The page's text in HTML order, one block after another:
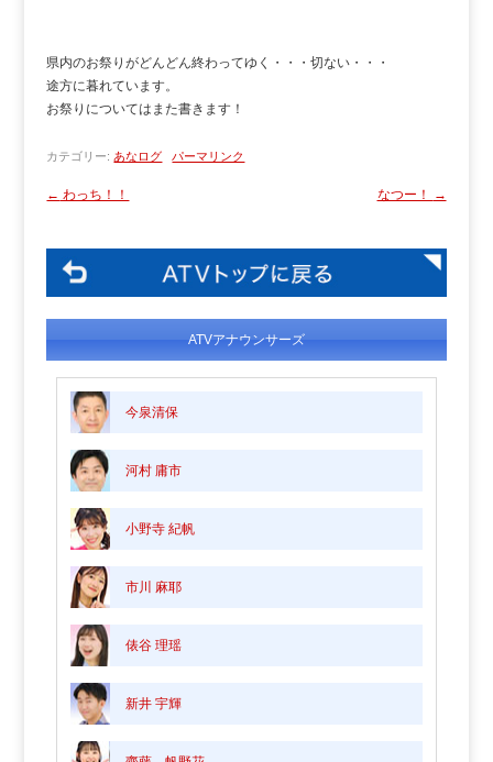
県内のお祭りがどんどん終わってゆく・・・切ない・・・
途方に暮れています。
お祭りについてはまた書きます！
カテゴリー: あなログ パーマリンク
← わっち！！ なつー！ →
ATVアナウンサーズ
今泉清保
河村 庸市
小野寺 紀帆
市川 麻耶
俵谷 理瑶
新井 宇輝